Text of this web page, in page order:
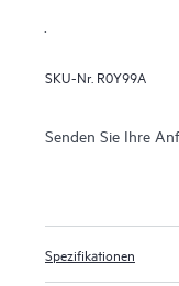
SKU-Nr. R0Y99A
Senden Sie Ihre
Spezifikationen